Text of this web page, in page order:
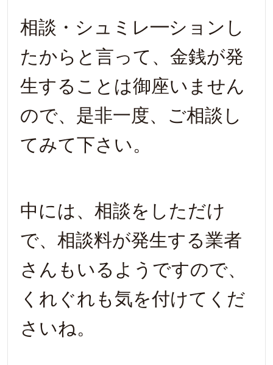
相談・シュミレ━ションし
たからと言って、金銭が発
生することは御座いません
ので、是非一度、ご相談し
てみて下さい。
中には、相談をしただけ
で、相談料が発生する業者
さんもいるようですので、
くれぐれも気を付けてくだ
さいね。